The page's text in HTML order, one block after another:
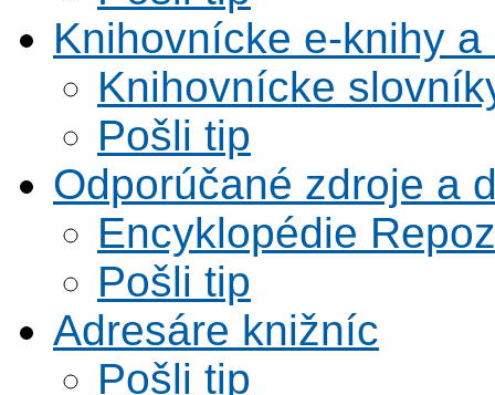
Knihovnícke e-knihy
Knihovnícke
Pošli tip
Odporúčané zdroje a
Encyklopédie
Pošli tip
Adresáre knižníc
Pošli tip